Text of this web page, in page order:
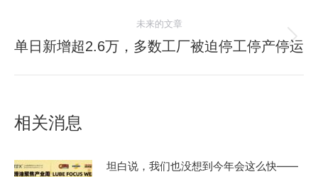
航
的
文
未来的文章
未
单日新增超2.6万，多数工厂被迫停工停产停运
相关消息
坦白说，我们也没想到今年会这么快——